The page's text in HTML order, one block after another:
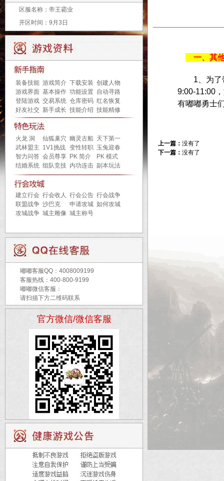
区服名称： 帝王霸业
开区时间： 9月3日
装备技能 游戏简介 下载安装 创建人物
游戏界面 基本操作 功能设置 自动寻路
登陆游戏 交易系统 仓库密码 红名恢复
好友社交 新手成长 技能介绍 技能精修
火龙 洞 仙狐巢穴 幽灵古船 天下第一
武林盟主 1V1挑战 变性转职 玉兔迎春
智力问答 会员尊享 PK 简介
PK 模式
结婚系统 组队竞技 内功连击 副本玩法
建立行会 行会收人 行会公告 行会战争
联盟战争 沙巴克 申请攻城 如何攻城
攻城战争 城主雕像 城主称号
嘟嘟客服QQ： 4008009199
客服热线：400-800-9199
嘟嘟微信客服：
请扫描下方二维码联系
官方微信/微信客服
一、其
1、为了带
9:00-11:00
有嘟嘟勇士
上一篇： 没有了
下一篇： 没有了